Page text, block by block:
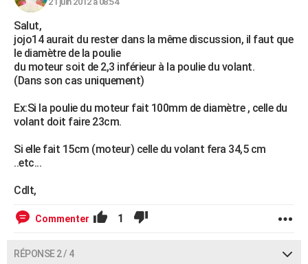
S'inscrire
Se connecter
Lycées
Collèges
Primaires
Universités
Entreprises
Service militaire
Avis de recherche
AVIS DE DÉCÈS
FORUM
Salut,
jojo14 aurait du rester dans la même discussion, il faut que
le diamètre de la poulie
du moteur soit de 2,3 inférieur à la poulie du volant.
(Dans son cas uniquement)
Ex:Si la poulie du moteur fait 100mm de diamètre , celle du
volant doit faire 23cm.
Si elle fait 15cm (moteur) celle du volant fera 34,5 cm
..etc...
Cdlt,
Commenter 1
RÉPONSE 2 / 4